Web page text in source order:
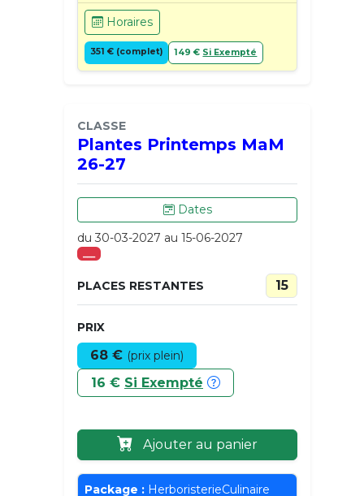
Horaires
351 € (complet) 149 € Si Exempté
CLASSE
Plantes Printemps MaM
26-27
Dates
du 30-03-2027 au 15-06-2027
___
PLACES RESTANTES 15
PRIX
68 € (prix plein)
16 € Si Exempté
Ajouter au panier
Package : HerboristerieCulinaire